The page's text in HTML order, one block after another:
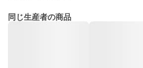
同じ生産者の商品